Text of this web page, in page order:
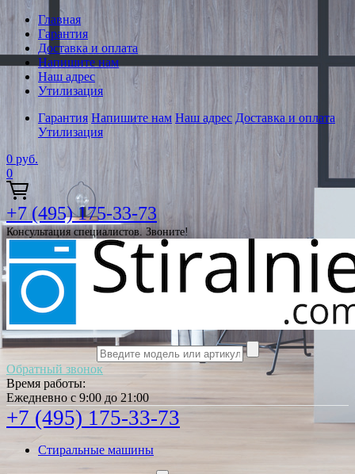
Главная
Гарантия
Доставка и оплата
Напишите нам
Наш адрес
Утилизация
Гарантия Напишите нам Наш адрес Доставка и оплата
Утилизация
0 руб.
0
+7 (495) 175-33-73
Консультация специалистов. Звоните!
Обратный звонок
Время работы:
Ежедневно с 9:00 до 21:00
+7 (495) 175-33-73
Стиральные машины